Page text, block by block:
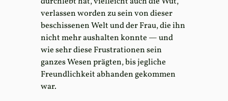
verlassen worden zu sein von dieser
beschissenen Welt und der Frau, die ihn
nicht mehr aushalten konnte — und
wie sehr diese Frustrationen sein
ganzes Wesen prägten, bis jegliche
Freundlichkeit abhanden gekommen
war.